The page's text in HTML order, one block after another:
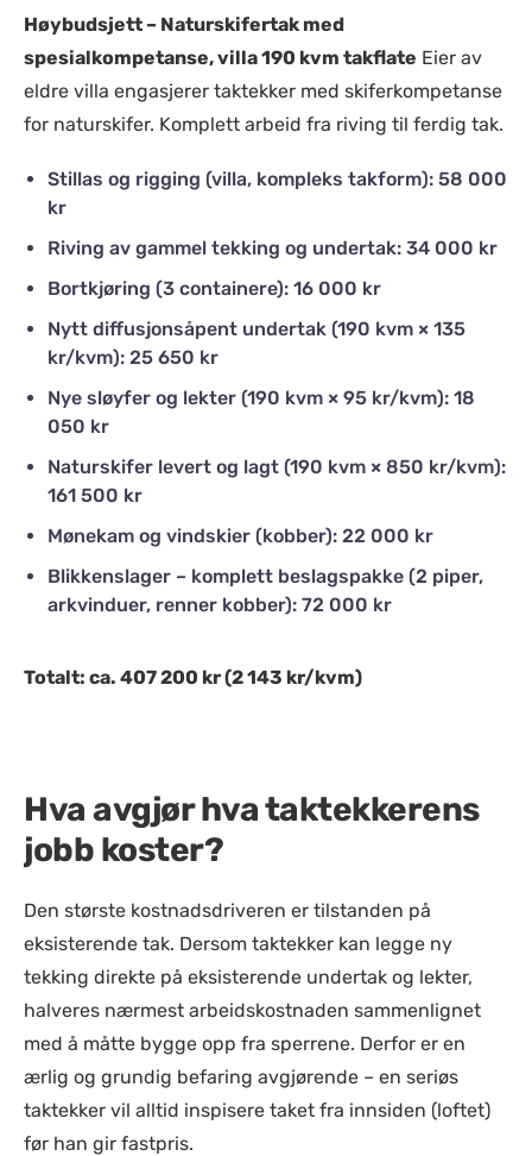
Høybudsjett – Naturskifertak med
spesialkompetanse, villa 190 kvm takflate Eier av
eldre villa engasjerer taktekker med skiferkompetanse
for naturskifer. Komplett arbeid fra riving til ferdig tak.
Stillas og rigging (villa, kompleks takform): 58 000
kr
Riving av gammel tekking og undertak: 34 000 kr
Bortkjøring (3 containere): 16 000 kr
Nytt diffusjonsåpent undertak (190 kvm × 135
kr/kvm): 25 650 kr
Nye sløyfer og lekter (190 kvm × 95 kr/kvm): 18
050 kr
Naturskifer levert og lagt (190 kvm × 850 kr/kvm):
161 500 kr
Mønekam og vindskier (kobber): 22 000 kr
Blikkenslager – komplett beslagspakke (2 piper,
arkvinduer, renner kobber): 72 000 kr
Totalt: ca. 407 200 kr (2 143 kr/kvm)
Hva avgjør hva taktekkerens
jobb koster?
Den største kostnadsdriveren er tilstanden på
eksisterende tak. Dersom taktekker kan legge ny
tekking direkte på eksisterende undertak og lekter,
halveres nærmest arbeidskostnaden sammenlignet
med å måtte bygge opp fra sperrene. Derfor er en
ærlig og grundig befaring avgjørende – en seriøs
taktekker vil alltid inspisere taket fra innsiden (loftet)
før han gir fastpris.